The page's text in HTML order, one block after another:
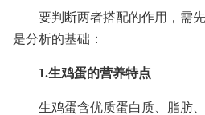
要判断两者搭配的作用，需
是分析的基础：
1.生鸡蛋的营养特点
生鸡蛋含优质蛋白质、脂肪